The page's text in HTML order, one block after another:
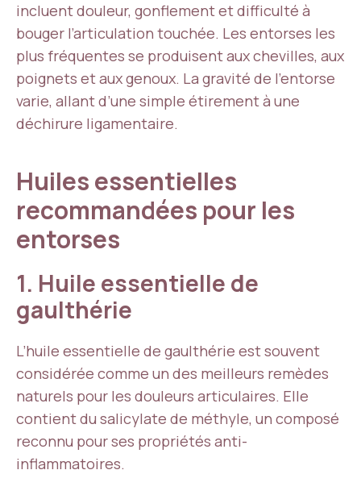
incluent douleur, gonflement et difficulté à
bouger l’articulation touchée. Les entorses les
plus fréquentes se produisent aux chevilles, aux
poignets et aux genoux. La gravité de l’entorse
varie, allant d’une simple étirement à une
déchirure ligamentaire.
Huiles essentielles
recommandées pour les
entorses
1. Huile essentielle de
gaulthérie
L’huile essentielle de gaulthérie est souvent
considérée comme un des meilleurs remèdes
naturels pour les douleurs articulaires. Elle
contient du salicylate de méthyle, un composé
reconnu pour ses propriétés anti-
inflammatoires.